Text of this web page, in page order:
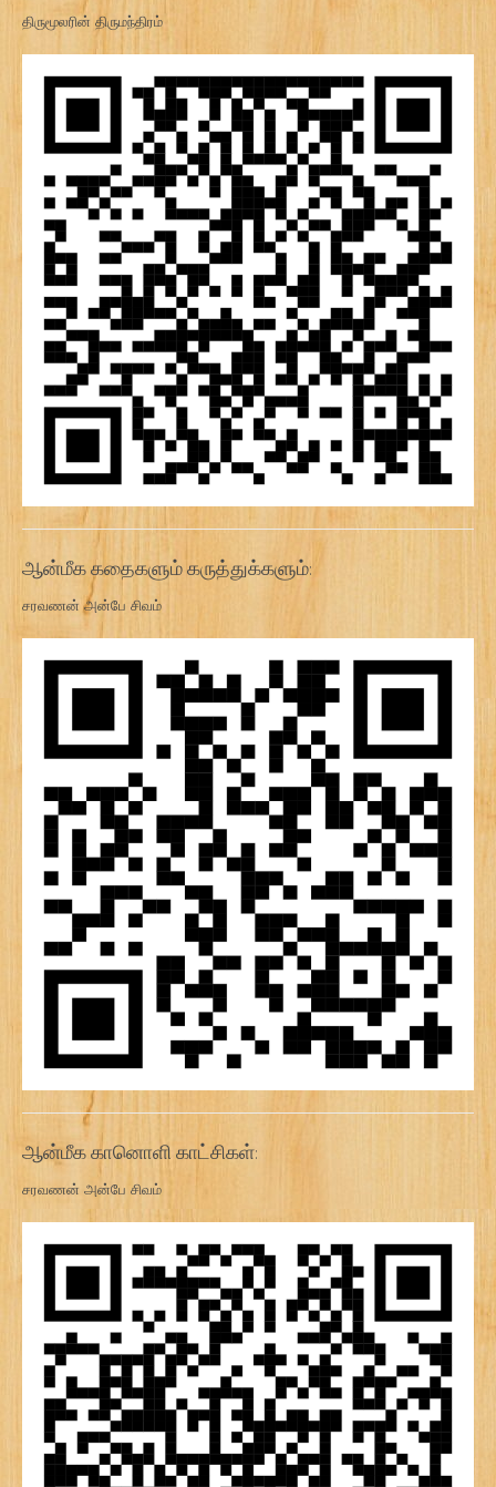
திருமூலரின் திருமந்திரம்
ஆன்மீக கதைகளும் கருத்துக்களும்:
சரவணன் அன்பே சிவம்
ஆன்மீக கானொளி காட்சிகள்:
சரவணன் அன்பே சிவம்